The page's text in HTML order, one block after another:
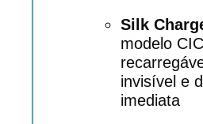
Silk
modelo CIC
invisível e
imediata